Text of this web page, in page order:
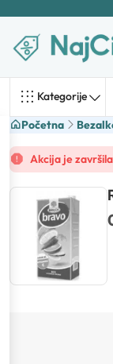
Kategorije
Početna
Akcija je